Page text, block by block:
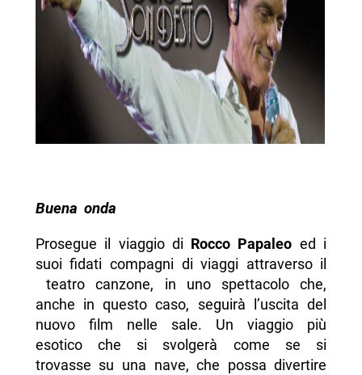
Buena onda
Prosegue il viaggio di Rocco Papaleo ed i
suoi fidati compagni di viaggi attraverso il
teatro canzone, in uno spettacolo che,
anche in questo caso, seguirà l’uscita del
nuovo film nelle sale. Un viaggio più
esotico che si svolgerà come se si
trovasse su una nave, che possa divertire